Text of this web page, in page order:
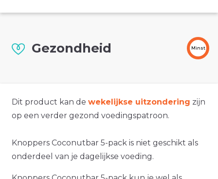
Gezondheid Minst
Dit product kan de wekelijkse uitzondering zijn
op een verder gezond voedingspatroon.
Knoppers Coconutbar 5-pack is niet geschikt als
onderdeel van je dagelijkse voeding.